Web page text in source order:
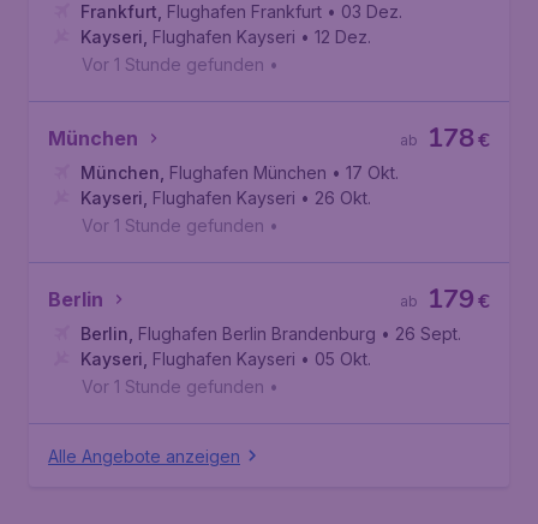
Frankfurt Flughafen Frankfurt • 03 Dez.
Kayseri Flughafen Kayseri • 12 Dez.
Vor 1 Stunde gefunden •
München €
178
ab
München Flughafen München • 17 Okt.
Kayseri Flughafen Kayseri • 26 Okt.
Vor 1 Stunde gefunden •
Berlin €
179
ab
Berlin Flughafen Berlin Brandenburg • 26 Sept.
Kayseri Flughafen Kayseri • 05 Okt.
Vor 1 Stunde gefunden •
Alle Angebote anzeigen